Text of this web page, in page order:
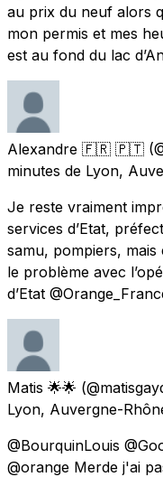
au prix du neuf alors
mon permis et mes
est au fond du lac
Alexandre 🇫🇷 🇵🇹
minutes de Lyon,
Je reste vraiment
services d’Etat,
samu, pompiers,
le problème avec
d’Etat
Matis 🌟🌟
Lyon, Auvergne-
@BourquinLouis
@orange Merde j'ai